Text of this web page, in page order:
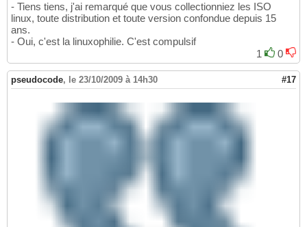
- Tiens tiens, j'ai remarqué que vous collectionniez les ISO
linux, toute distribution et toute version confondue depuis 15
ans.
- Oui, c'est la linuxophilie. C'est compulsif
1
0
pseudocode, le 23/10/2009 à 14h30 #17